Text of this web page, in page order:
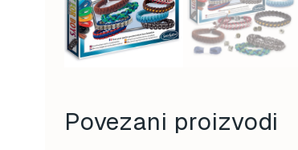
Povezani proizvodi